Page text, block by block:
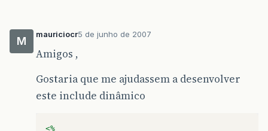
M
mauriciocr5 de junho de 2007
Amigos ,
Gostaria que me ajudassem a desenvolver
este include dinâmico
<%